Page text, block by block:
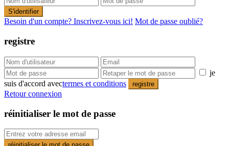
S'identifier
Besoin d'un compte? Inscrivez-vous ici! Mot de passe oublié?
registre
je
suis d'accord avectermes et conditions registre
Retour connexion
réinitialiser le mot de passe